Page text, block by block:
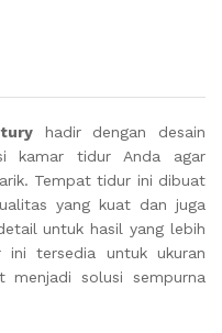
hadir dengan desain
kamar tidur Anda agar
Tempat tidur ini dibuat
yang kuat dan juga
untuk hasil yang lebih
tersedia untuk ukuran
solusi sempurna